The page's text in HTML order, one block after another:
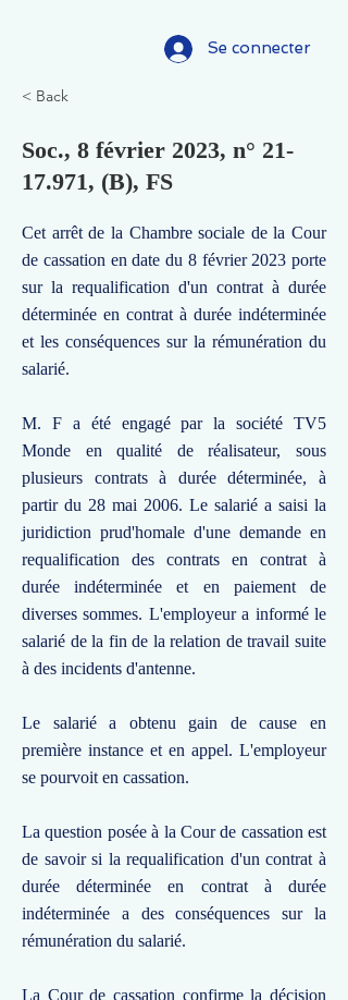
Se connecter
< Back
Soc., 8 février 2023, n° 21-
17.971, (B), FS
Cet arrêt de la Chambre sociale de la Cour
de cassation en date du 8 février 2023 porte
sur la requalification d'un contrat à durée
déterminée en contrat à durée indéterminée
et les conséquences sur la rémunération du
salarié.
M. F a été engagé par la société TV5
Monde en qualité de réalisateur, sous
plusieurs contrats à durée déterminée, à
partir du 28 mai 2006. Le salarié a saisi la
juridiction prud'homale d'une demande en
requalification des contrats en contrat à
durée indéterminée et en paiement de
diverses sommes. L'employeur a informé le
salarié de la fin de la relation de travail suite
à des incidents d'antenne.
Le salarié a obtenu gain de cause en
première instance et en appel. L'employeur
se pourvoit en cassation.
La question posée à la Cour de cassation est
de savoir si la requalification d'un contrat à
durée déterminée en contrat à durée
indéterminée a des conséquences sur la
rémunération du salarié.
La Cour de cassation confirme la décision